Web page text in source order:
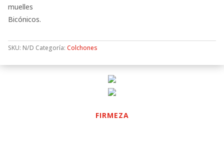
muelles
Bicónicos.
SKU: N/D Categoría: Colchones
FIRMEZA